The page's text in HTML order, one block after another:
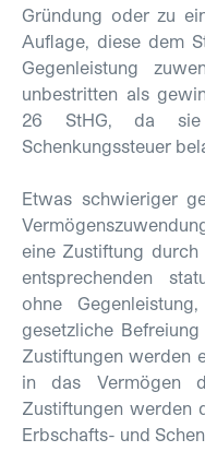
Gründung oder zu
Auflage, diese dem
Gegenleistung
unbestritten als
26 StHG, da
Schenkungssteuer
Etwas schwieriger
eine Zustiftung
entsprechenden
ohne
gesetzliche
Zustiftungen werden
in das Vermögen
Zustiftungen werden
Erbschafts- und